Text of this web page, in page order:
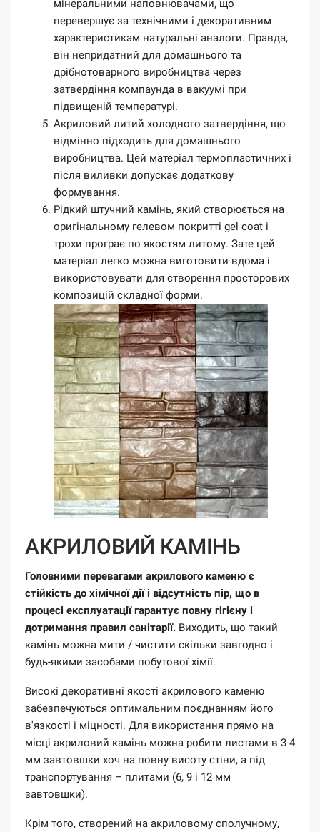
мінеральними наповнювачами, що
перевершує за технічними і декоративним
характеристикам натуральні аналоги. Правда,
він непридатний для домашнього та
дрібнотоварного виробництва через
затвердіння компаунда в вакуумі при
підвищеній температурі.
Акриловий литий холодного затвердіння, що
відмінно підходить для домашнього
виробництва. Цей матеріал термопластичних і
після виливки допускає додаткову
формування.
Рідкий штучний камінь, який створюється на
оригінальному гелевом покритті gel coat і
трохи програє по якостям литому. Зате цей
матеріал легко можна виготовити вдома і
використовувати для створення просторових
композицій складної форми.
АКРИЛОВИЙ КАМІНЬ
Головними перевагами акрилового каменю є
стійкість до хімічної дії і відсутність пір, що в
процесі експлуатації гарантує повну гігієну і
дотримання правил санітарії. Виходить, що такий
камінь можна мити / чистити скільки завгодно і
будь-якими засобами побутової хімії.
Високі декоративні якості акрилового каменю
забезпечуються оптимальним поєднанням його
в'язкості і міцності. Для використання прямо на
місці акриловий камінь можна робити листами в 3-4
мм завтовшки хоч на повну висоту стіни, а під
транспортування – плитами (6, 9 і 12 мм
завтовшки).
Крім того, створений на акриловому сполучному,